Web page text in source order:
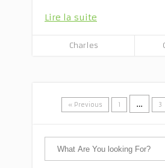
Lire la suite
Charles
« Previous 1 … 3